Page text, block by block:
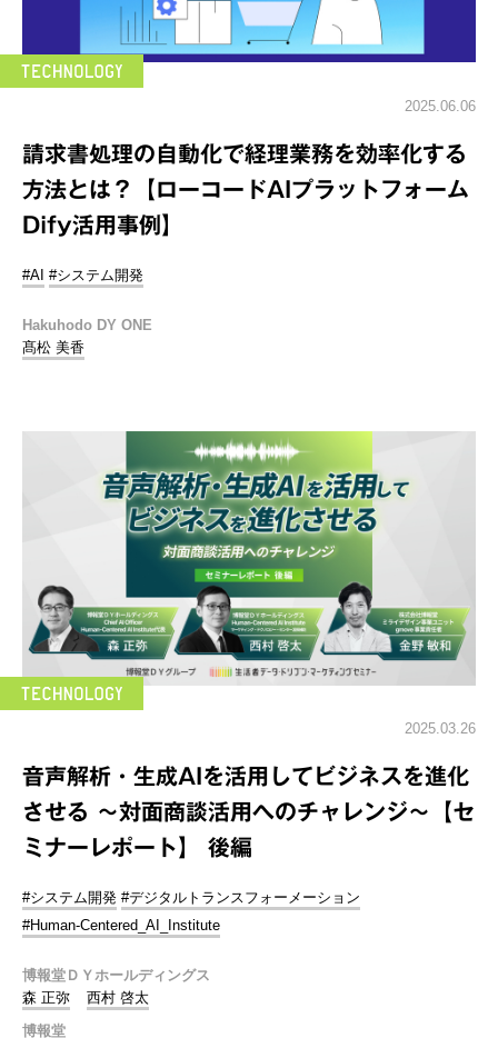
2025.06.06
請求書処理の自動化で経理業務を効率化する
方法とは？【ローコードAIプラットフォーム
Dify活用事例】
#AI #システム開発
Hakuhodo DY ONE
髙松 美香
2025.03.26
音声解析・生成AIを活用してビジネスを進化
させる ～対面商談活用へのチャレンジ～【セ
ミナーレポート】 後編
#システム開発 #デジタルトランスフォーメーション
#Human-Centered_AI_Institute
博報堂ＤＹホールディングス
森 正弥
西村 啓太
博報堂